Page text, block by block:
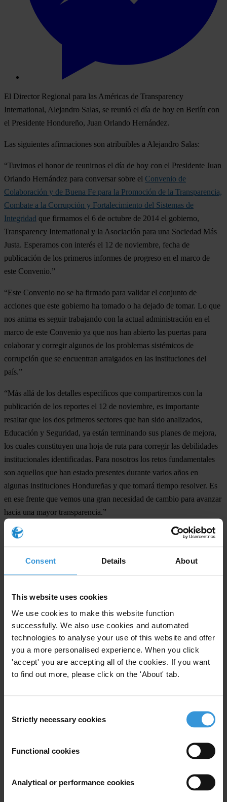
Consent Details About
This website uses cookies
We use cookies to make this website function
successfully. We also use cookies and automated
technologies to analyse your use of this website and offer
you a more personalised experience. When you click
'accept' you are accepting all of the cookies. If you want
to find out more, please click on the 'About' tab.
Selection
Strictly necessary cookies
Functional cookies
Analytical or performance cookies
El Director Regional para las Américas de Transparency
International, Alejandro Salas, se reunió el día de hoy en Berlín con
el Presidente Hondureño, Juan Orlando Hernández.
Las siguientes afirmaciones son atribuibles a Alejandro Salas:
“Tuvimos el honor de reunirnos el día de hoy con el Presidente Juan
Orlando Hernández para conversar sobre el Convenio de
Colaboración y de Buena Fe para la Promoción de la Transparencia,
Combate a la Corrupción y Fortalecimiento del Sistemas de
Integridad que firmamos el 6 de octubre de 2014 el gobierno,
Transparency International y la Asociación para una Sociedad Más
Justa. Esperamos con interés el 12 de noviembre, fecha de
publicación de los primeros informes de progreso en el marco de
este Convenio.”
“Este Convenio no se ha firmado para validar el conjunto de
acciones que este gobierno ha tomado o ha dejado de tomar. Lo que
nos anima es seguir trabajando con la actual administración en el
marco de este Convenio ya que nos han abierto las puertas para
colaborar y corregir algunos de los problemas sistémicos de
corrupción que se encuentran arraigados en las instituciones del
país.”
“Más allá de los detalles específicos que compartiremos con la
publicación de los reportes el 12 de noviembre, es importante
resaltar que los dos primeros sectores que han sido analizados,
Educación y Seguridad, ya están terminando sus planes de mejora,
los cuales constituyen una hoja de ruta para corregir las debilidades
institucionales identificadas. Para nosotros los retos fundamentales
son aquellos que han estado presentes durante varios años en
algunas instituciones Hondureñas y que tomará tiempo resolver. Es
en ese frente que vemos una gran necesidad de cambio para avanzar
hacia una mayor transparencia.”
T. +49 30 343820 666
Subscribe to our weekly newsletter
First name*
View ourPrivacy Policy